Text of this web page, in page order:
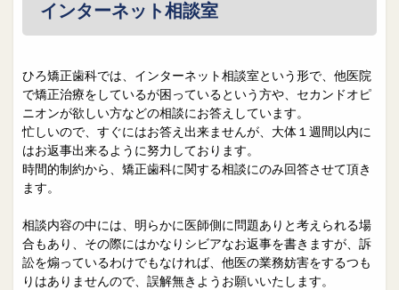
メール送信 相談室
皆さんの声 求人
院長日誌 治療相談
スタッフブログ サイトマップ
0263-54-6622
インターネット相談室
ひろ矯正歯科では、インターネット相談室という形で、他医院
で矯正治療をしているが困っているという方や、セカンドオピ
ニオンが欲しい方などの相談にお答えしています。
忙しいので、すぐにはお答え出来ませんが、大体１週間以内に
はお返事出来るように努力しております。
時間的制約から、矯正歯科に関する相談にのみ回答させて頂き
ます。
相談内容の中には、明らかに医師側に問題ありと考えられる場
合もあり、その際にはかなりシビアなお返事を書きますが、訴
訟を煽っているわけでもなければ、他医の業務妨害をするつも
りはありませんので、誤解無きようお願いいたします。